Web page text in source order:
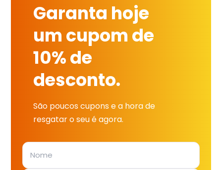
Garanta hoje
um cupom de
10% de
desconto.
São poucos cupons e a hora de
resgatar o seu é agora.